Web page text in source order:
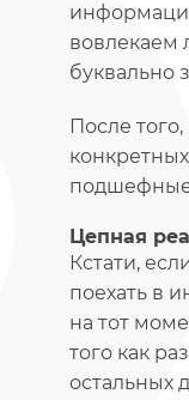
вовлекаем
буквально
После
подшефные
Цепная
Кстати,
поехать в
на тот
того как
остальных